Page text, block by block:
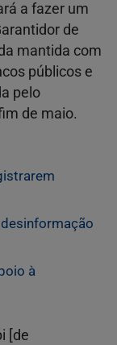
a fazer um
de
mantida com
públicos e
pelo
de maio.
à
[de